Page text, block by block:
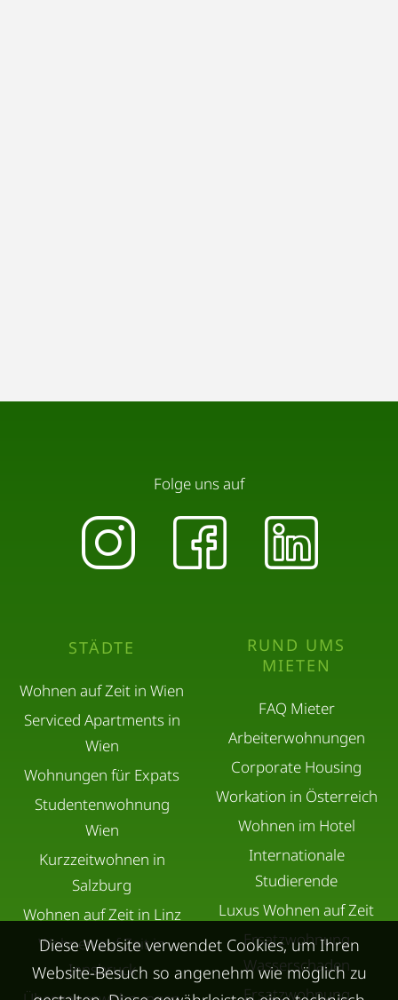
STÄDTE
Wohnen auf Zeit in Wien
Serviced Apartments in
Wien
Wohnungen für Expats
Studentenwohnung
Wien
Kurzzeitwohnen in
Salzburg
Wohnen auf Zeit in Linz
Wohnen auf Zeit in
Innsbruck
RUND UMS
MIETEN
FAQ Mieter
Arbeiterwohnungen
Corporate Housing
Workation in Österreich
Wohnen im Hotel
Internationale
Studierende
Luxus Wohnen auf Zeit
Ersatzwohnung
Wasserschaden
Ersatzwohnung
Folge uns auf
Diese Website verwendet Cookies, um Ihren
Website-Besuch so angenehm wie möglich zu